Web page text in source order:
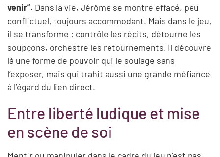
venir”. Dans la vie, Jérôme se montre effacé, peu
conflictuel, toujours accommodant. Mais dans le jeu,
il se transforme : contrôle les récits, détourne les
soupçons, orchestre les retournements. Il découvre
là une forme de pouvoir qui le soulage sans
l’exposer, mais qui trahit aussi une grande méfiance
à l’égard du lien direct.
Entre liberté ludique et mise
en scène de soi